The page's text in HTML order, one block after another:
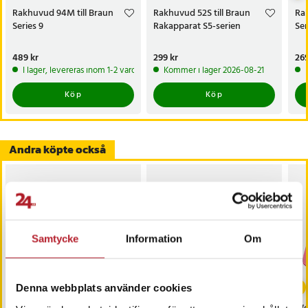
Samtycke Information Om
Denna webbplats använder cookies
Rakhuvud 94M till Braun
Series 9
Pris:489 kr
489 kr
I lager, levereras inom 1-2 vardagar
Köp
Rakhuvud 52S till Braun
Rakapparat S5-serien
Pris:299 kr
299 kr
Kommer i lager 2026-08-21
Köp
Andra köpte också